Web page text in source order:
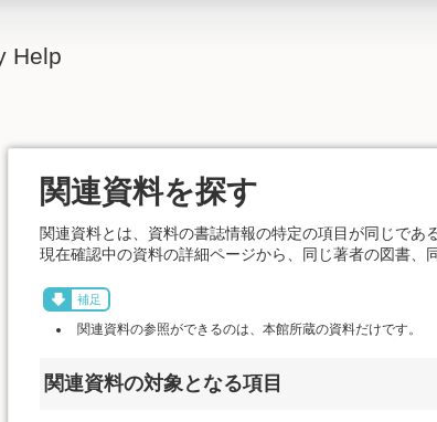
Help
関連資料を探す
関連資料とは、資料の書誌情報の特定の項目が同じであ
現在確認中の資料の詳細ページから、同じ著者の図書、
補足
関連資料の参照ができるのは、本館所蔵の資料だけです。
関連資料の対象となる項目